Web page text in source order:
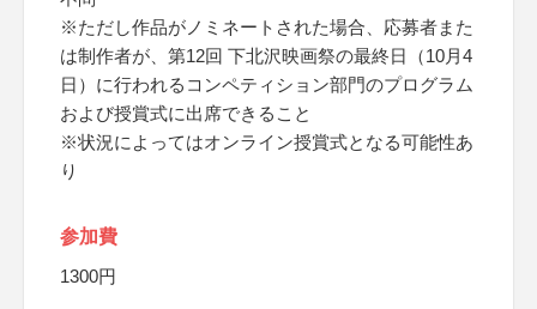
※ただし作品がノミネートされた場合、応募者また
は制作者が、第12回 下北沢映画祭の最終日（10月4
日）に行われるコンペティション部門のプログラム
および授賞式に出席できること
※状況によってはオンライン授賞式となる可能性あ
り
参加費
1300円